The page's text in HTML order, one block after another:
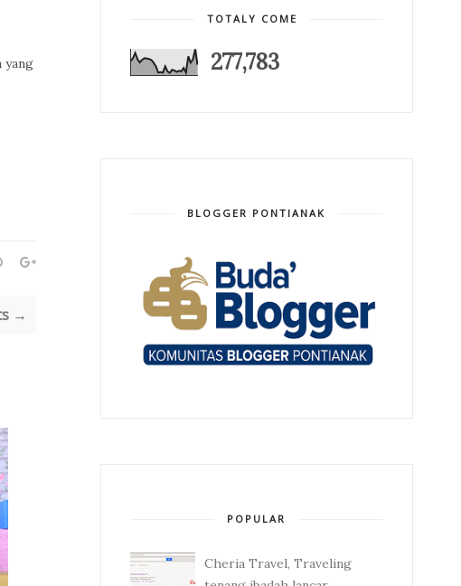
yang
→
TOTALY COME
277,783
BLOGGER PONTIANAK
POPULAR
Cheria Travel, Traveling